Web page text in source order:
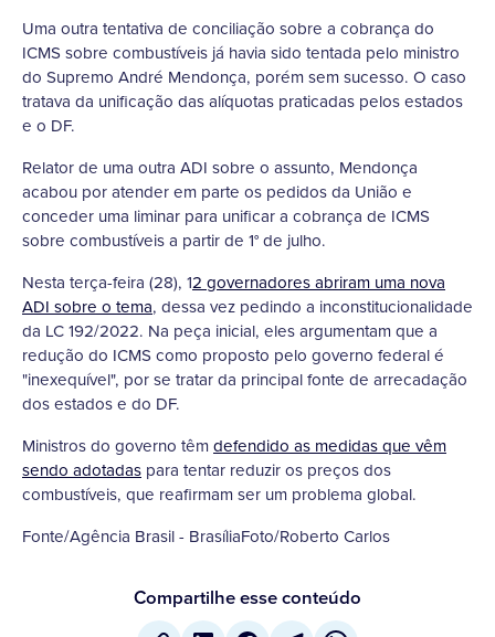
Uma outra tentativa de conciliação sobre a cobrança do
ICMS sobre combustíveis já havia sido tentada pelo ministro
do Supremo André Mendonça, porém sem sucesso. O caso
tratava da unificação das alíquotas praticadas pelos estados
e o DF.
Relator de uma outra ADI sobre o assunto, Mendonça
acabou por atender em parte os pedidos da União e
conceder uma liminar para unificar a cobrança de ICMS
sobre combustíveis a partir de 1° de julho.
Nesta terça-feira (28), 12 governadores abriram uma nova
ADI sobre o tema, dessa vez pedindo a inconstitucionalidade
da LC 192/2022. Na peça inicial, eles argumentam que a
redução do ICMS como proposto pelo governo federal é
"inexequível", por se tratar da principal fonte de arrecadação
dos estados e do DF.
Ministros do governo têmdefendido as medidas que vêm
sendo adotadas para tentar reduzir os preços dos
combustíveis, que reafirmam ser um problema global.
Fonte/Agência Brasil - BrasíliaFoto/Roberto Carlos
Compartilhe esse conteúdo